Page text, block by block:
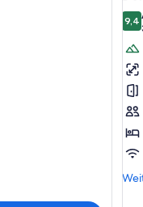
für
9,4